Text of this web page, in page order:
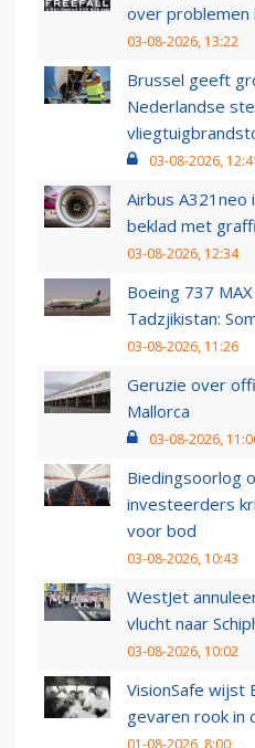
over problemen
03-08-2026, 13:22
Brussel geeft
Nederlandse
03-08-2026,
Airbus A321neo
beklad met
03-08-2026, 12:34
Boeing 737
Tadzjikistan:
03-08-2026, 11:26
Geruzie over
Mallorca
03-08-2026,
Biedingsoorlog
investeerders
voor bod
03-08-2026, 10:43
WestJet
vlucht naar
03-08-2026, 10:02
VisionSafe wijst
gevaren rook in
01-08-2026, 8:00